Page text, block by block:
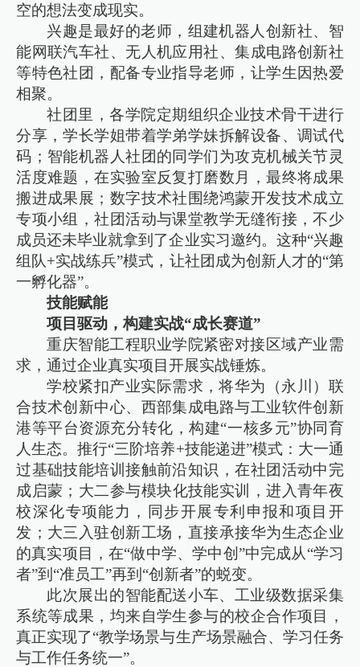
空的想法变成现实。
兴趣是最好的老师，组建机器人创新社、智
能网联汽车社、无人机应用社、集成电路创新社
等特色社团，配备专业指导老师，让学生因热爱
相聚。
社团里，各学院定期组织企业技术骨干进行
分享，学长学姐带着学弟学妹拆解设备、调试代
码；智能机器人社团的同学们为攻克机械关节灵
活度难题，在实验室反复打磨数月，最终将成果
搬进成果展；数字技术社围绕鸿蒙开发技术成立
专项小组，社团活动与课堂教学无缝衔接，不少
成员还未毕业就拿到了企业实习邀约。这种“兴趣
组队+实战练兵”模式，让社团成为创新人才的“第
一孵化器”。
技能赋能
项目驱动，构建实战“成长赛道”
重庆智能工程职业学院紧密对接区域产业需
求，通过企业真实项目开展实战锤炼。
学校紧扣产业实际需求，将华为（永川）联
合技术创新中心、西部集成电路与工业软件创新
港等平台资源充分转化，构建“一核多元”协同育
人生态。推行“三阶培养+技能递进”模式：大一通
过基础技能培训接触前沿知识，在社团活动中完
成启蒙；大二参与模块化技能实训，进入青年夜
校深化专项能力，同步开展专利申报和项目开
发；大三入驻创新工场，直接承接华为生态企业
的真实项目，在“做中学、学中创”中完成从“学习
者”到“准员工”再到“创新者”的蜕变。
此次展出的智能配送小车、工业级数据采集
系统等成果，均来自学生参与的校企合作项目，
真正实现了“教学场景与生产场景融合、学习任务
与工作任务统一”。